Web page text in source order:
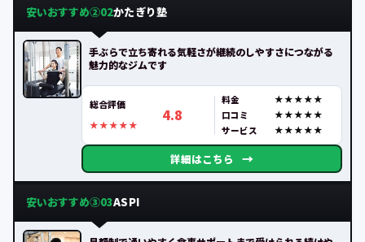
安いおすすめ②02かたぎり塾
手ぶらで立ち寄れる気軽さが継続のしやすさにつながる
魅力的なジムです
総合評価
4.8
料金
口コミ
サービス
詳細はこちら →
安いおすすめ③03ASPI